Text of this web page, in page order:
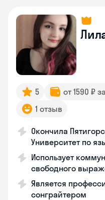
5 от 1590 ₽
1 отзыв
Окончила
Университет по
Использует
свободного
Является
сонграйтером